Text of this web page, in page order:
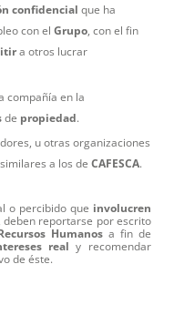
confidencial que ha
con elGrupo , con el fin
a otros lucrar
compañía en la
de propiedad.
u otras organizaciones
a los deCAFESCA.
o percibido que involucren
deben reportarse por escrito
Humanosa fin de
real y recomendar
de éste.